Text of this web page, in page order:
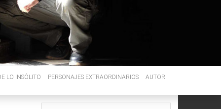
LO INSÓLITO PERSONAJES EXTRAORDINARIOS AUTOR